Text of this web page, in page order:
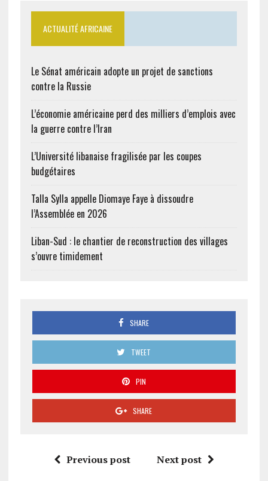
ACTUALITÉ AFRICAINE
Le Sénat américain adopte un projet de sanctions
contre la Russie
L’économie américaine perd des milliers d’emplois avec
la guerre contre l’Iran
L’Université libanaise fragilisée par les coupes
budgétaires
Talla Sylla appelle Diomaye Faye à dissoudre
l’Assemblée en 2026
Liban-Sud : le chantier de reconstruction des villages
s’ouvre timidement
SHARE
TWEET
PIN
SHARE
Previous post Next post